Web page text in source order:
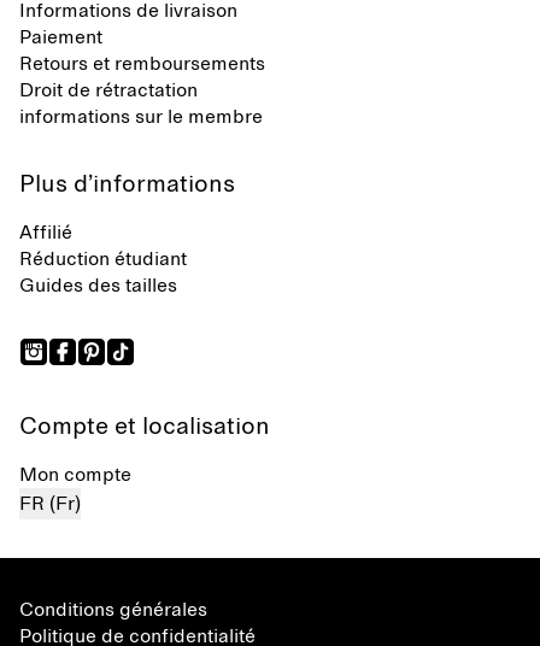
Informations de livraison
Paiement
Retours et remboursements
Droit de rétractation
informations sur le membre
Plus d’informations
Affilié
Réduction étudiant
Guides des tailles
Compte et localisation
Mon compte
FR (Fr)
Conditions générales
Politique de confidentialité